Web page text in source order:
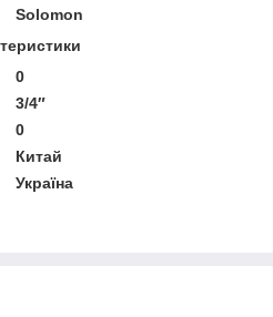
Solomon
0
3/4″
0
Китай
Україна